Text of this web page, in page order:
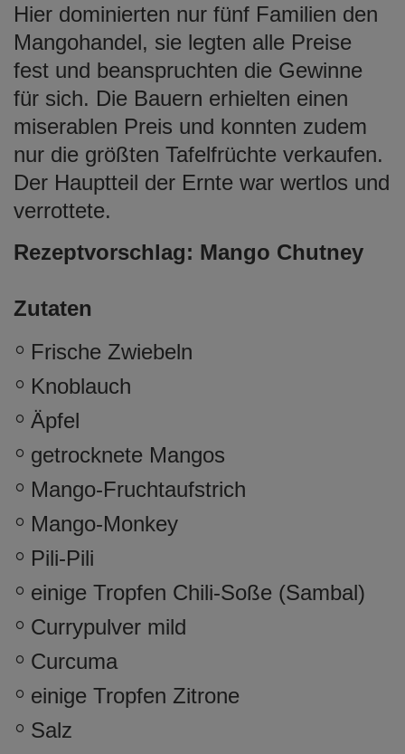
Hier dominierten nur fünf Familien den
Mangohandel, sie legten alle Preise
fest und beanspruchten die Gewinne
für sich. Die Bauern erhielten einen
miserablen Preis und konnten zudem
nur die größten Tafelfrüchte verkaufen.
Der Hauptteil der Ernte war wertlos und
verrottete.
Rezeptvorschlag: Mango Chutney
Zutaten
Frische Zwiebeln
Knoblauch
Äpfel
getrocknete Mangos
Mango-Fruchtaufstrich
Mango-Monkey
Pili-Pili
einige Tropfen Chili-Soße (Sambal)
Currypulver mild
Curcuma
einige Tropfen Zitrone
Salz